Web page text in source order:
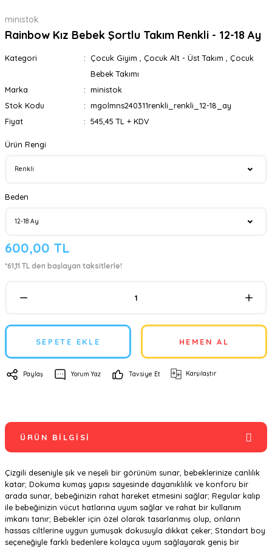
ministok
Rainbow Kız Bebek Şortlu Takım Renkli - 12-18 Ay
Kategori Çocuk Giyim Çocuk Alt - Üst Takım
Çocuk
Bebek Takımı
Marka
ministok
Stok Kodu
mgolmns240311renkli_renkli_12-18_ay
Fiyat
545,45 TL + KDV
Ürün Rengi
Beden
600,00 TL
*61,11 TL den başlayan taksitlerle!
SEPETE EKLE HEMEN AL
Paylaş Yorum Yaz Tavsiye Et Karşılaştır
ÜRÜN BILGISI
Çizgili deseniyle şık ve neşeli bir görünüm sunar, bebeklerinize canlılık
katar; Dokuma kumaş yapısı sayesinde dayanıklılık ve konforu bir
arada sunar, bebeğinizin rahat hareket etmesini sağlar; Regular kalıp
ile bebeğinizin vücut hatlarına uyum sağlar ve rahat bir kullanım
imkanı tanır; Bebekler için özel olarak tasarlanmış olup, onların
hassas ciltlerine uygun yumuşak dokusuyla dikkat çeker; Standart boy
seçeneğiyle farklı bedenlere kolayca uyum sağlayarak geniş bir